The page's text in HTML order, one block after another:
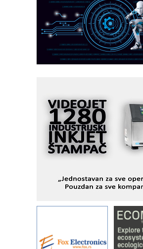
Marcom-plast d.o.o.- vaš
partner
CTO - Prilagodite svoju
obradu!
Razvoj asortimanskog
PLC AKYTEC
MOTOMAN – NEXT-
veštačkom inteligencijom
I.SAFE MOBILE
industrijsku automatizaciju
pionirskimmobile operator
Fleksibilno stezanje i brzo
KIP KOP – napredna
savremene industrijske i
Alba d.o.o. – 35 godina
metrologiji i pametnim
rešenjima